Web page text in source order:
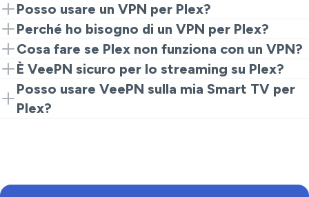
Posso usare un VPN per Plex?
Sì, VeePN funziona ottimamente con Plex. Basta
connettersi a una regione supportata e iniziare a
Perché ho bisogno di un VPN per Plex?
Un VPN nasconde il tuo IP e ti consente di superare le
restrizioni geografiche, permettendoti un accesso
completo alla tua libreria Plex mentre sei in viaggio.
Cosa fare se Plex non funziona con un VPN?
Se hai problemi, prova a connetterti a un server diverso
o assicurati che le impostazioni del tuo VPN siano
È VeePN sicuro per lo streaming su Plex?
Assolutamente. VeePN cripta la tua connessione,
assicurando uno streaming sicuro e privato dei tuoi
Posso usare VeePN sulla mia Smart TV per
Plex?